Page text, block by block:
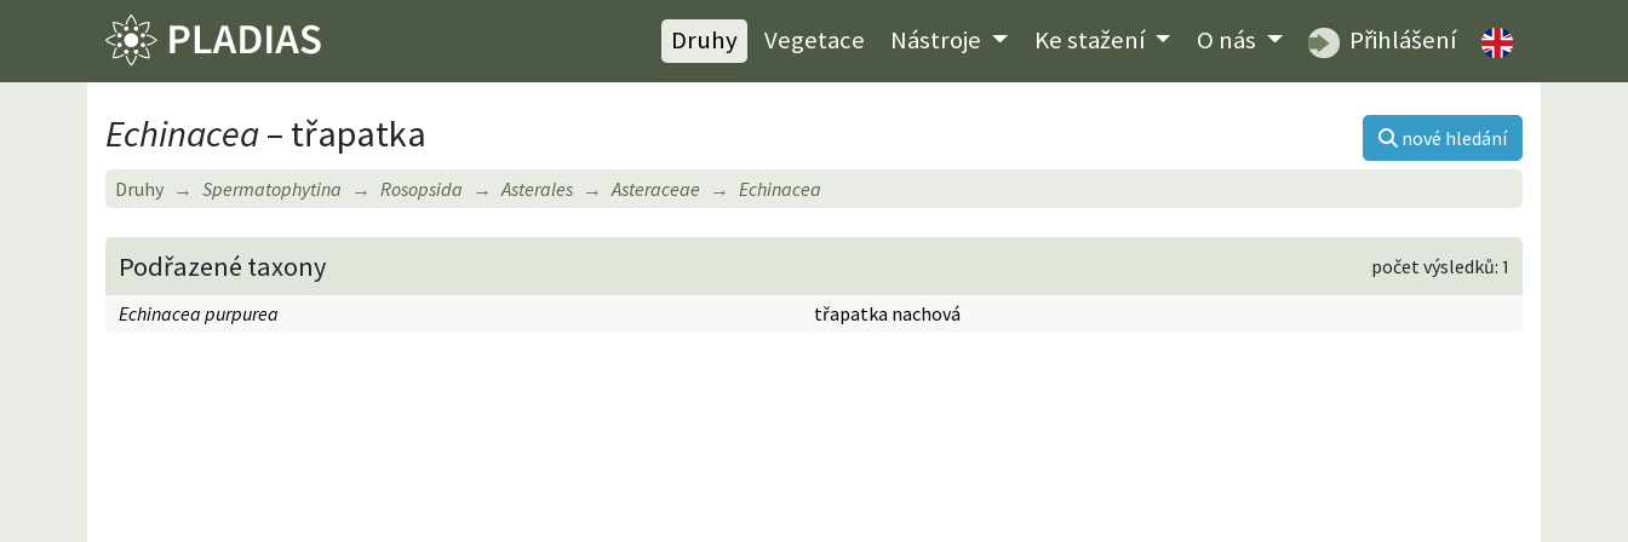
Druhy Vegetace Nástroje Ke stažení O nás Přihlášení
Echinacea– třapatka nové hledání
Druhy Spermatophytina Rosopsida Asterales Asteraceae Echinacea
Podřazené taxony
počet výsledků: 1
Echinacea purpurea
třapatka nachová